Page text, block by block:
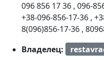
096 856 17 36 , 096-
+38-096-856-17-36 ,
8(096)856-17-36 ,
Владелец: